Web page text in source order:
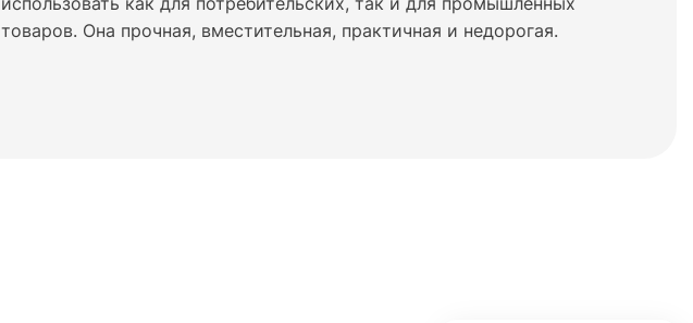
товаров. Она прочная, вместительная, практичная и недорогая.